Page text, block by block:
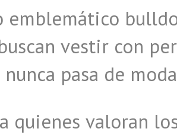
vestir con
pasa de
quienes valoran